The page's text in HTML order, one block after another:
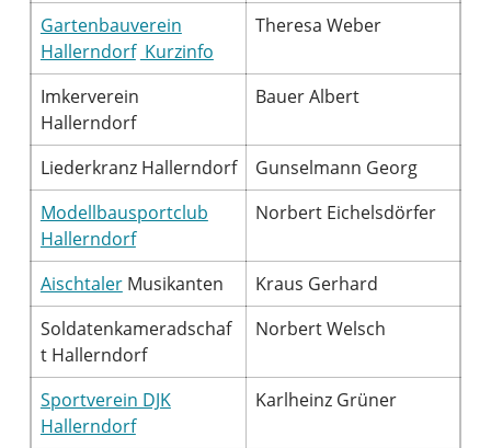
Gartenbauverein
Hallerndorf Kurzinfo
Theresa Weber
Imkerverein
Hallerndorf
Bauer Albert
Liederkranz Hallerndorf
Gunselmann Georg
Modellbausportclub
Hallerndorf
Norbert Eichelsdörfer
AischtalerMusikanten
Kraus Gerhard
Soldatenkameradschaf
t Hallerndorf
Norbert Welsch
Sportverein DJK
Hallerndorf
Karlheinz Grüner